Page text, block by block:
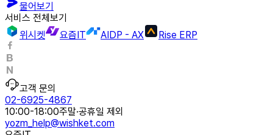
물어보기
서비스 전체보기
위시켓
요즘IT AIDP - AX Rise ERP
고객 문의
02-6925-4867
10:00-18:00주말·공휴일 제외
yozm_help@wishket.com